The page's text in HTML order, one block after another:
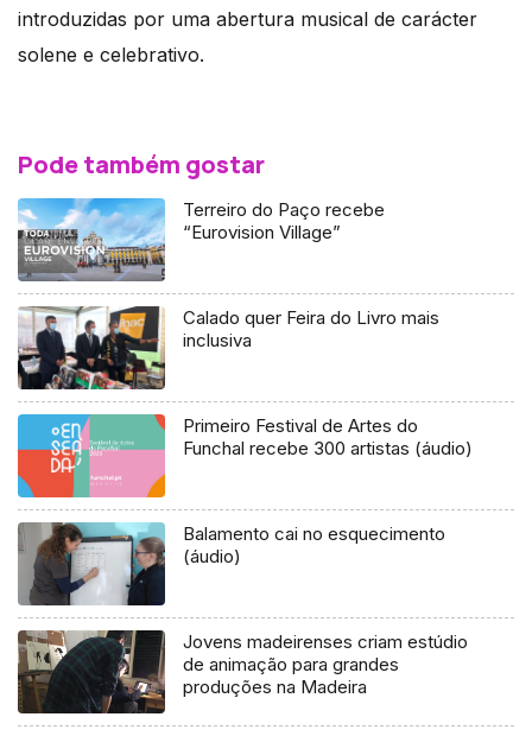
introduzidas por uma abertura musical de carácter
solene e celebrativo.
Pode também gostar
Terreiro do Paço recebe
“Eurovision Village”
Calado quer Feira do Livro mais
inclusiva
Primeiro Festival de Artes do
Funchal recebe 300 artistas (áudio)
Balamento cai no esquecimento
(áudio)
Jovens madeirenses criam estúdio
de animação para grandes
produções na Madeira